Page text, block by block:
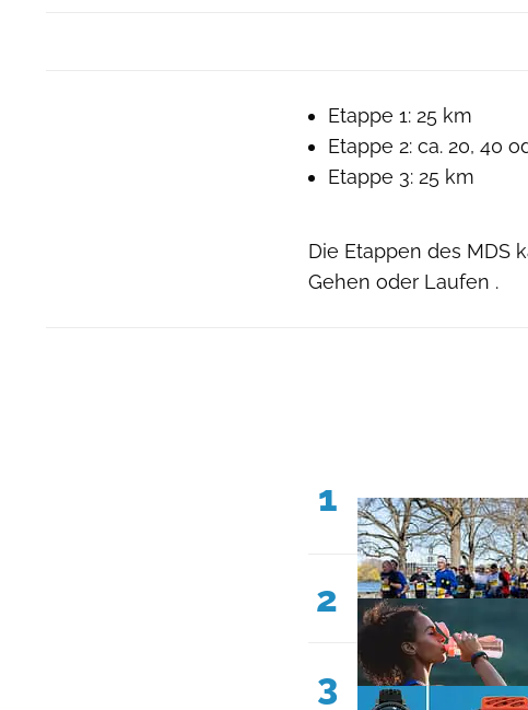
Etappe 1: 25 km
Etappe 2: ca. 20, 40
Etappe 3: 25 km
Die Etappen des MDS
Gehen oder Laufen .
1
2
3